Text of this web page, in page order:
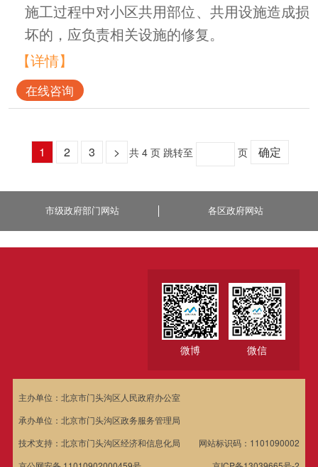
施工过程中对小区共用部位、共用设施造成损
坏的，应负责相关设施的修复。
【详情】
在线咨询
1 2 3 > 共 4 页 跳转至 页 确定
市级政府部门网站 各区政府网站
微博 微信
主办单位：北京市门头沟区人民政府办公室
承办单位：北京市门头沟区政务服务管理局
技术支持：北京市门头沟区经济和信息化局
网站标识码：1101090002